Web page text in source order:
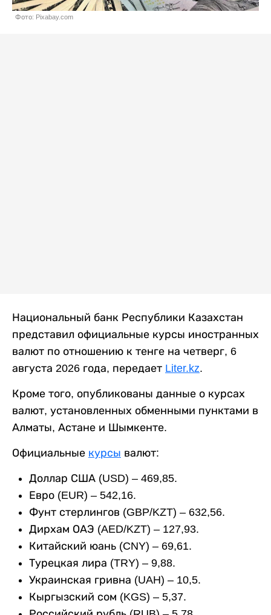
Фото: Pixabay.com
Национальный банк Республики Казахстан
представил официальные курсы иностранных
валют по отношению к тенге на четверг, 6
августа 2026 года, передает Liter.kz.
Кроме того, опубликованы данные о курсах
валют, установленных обменными пунктами в
Алматы, Астане и Шымкенте.
Официальные курсы валют:
Доллар США (USD) – 469,85.
Евро (EUR) – 542,16.
Фунт стерлингов (GBP/KZT) – 632,56.
Дирхам ОАЭ (AED/KZT) – 127,93.
Китайский юань (CNY) – 69,61.
Турецкая лира (TRY) – 9,88.
Украинская гривна (UAH) – 10,5.
Кыргызский сом (KGS) – 5,37.